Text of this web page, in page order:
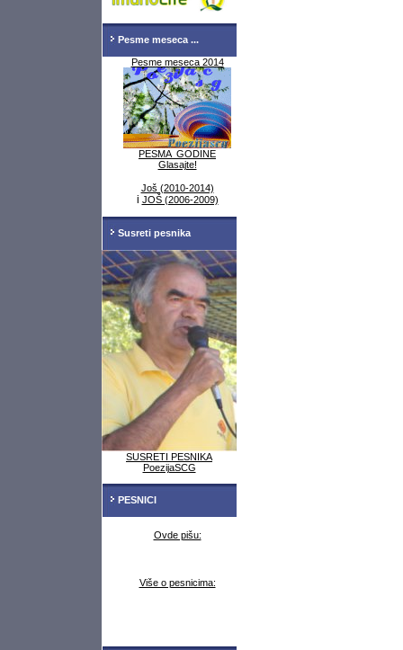
Pesme meseca ...
Pesme meseca 2014
PESMA GODINE
Glasajte!
Još (2010-2014)
i JOŠ (2006-2009)
Susreti pesnika
SUSRETI PESNIKA
PoezijaSCG
PESNICI
Ovde pišu:
Više o pesnicima: